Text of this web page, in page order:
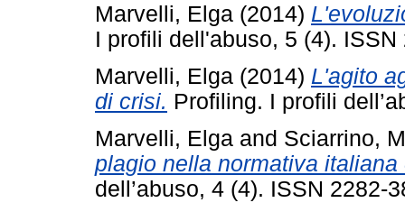
Marvelli, Elga (2014)
I profili dell'abuso, 5 (4). ISSN
Marvelli, Elga (2014) L'agito
di crisi. Profiling. I profili
Marvelli, Elga and Sciarrino,
plagio nella normativa
dell’abuso, 4 (4). ISSN 2282-